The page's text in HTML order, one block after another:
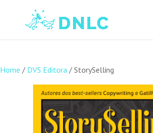
Home / DVS Editora / StorySelling